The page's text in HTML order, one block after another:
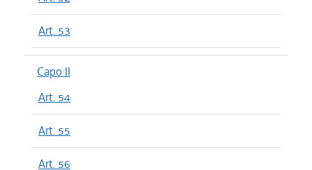
Art. 53
Capo II
Art. 54
Art. 55
Art. 56